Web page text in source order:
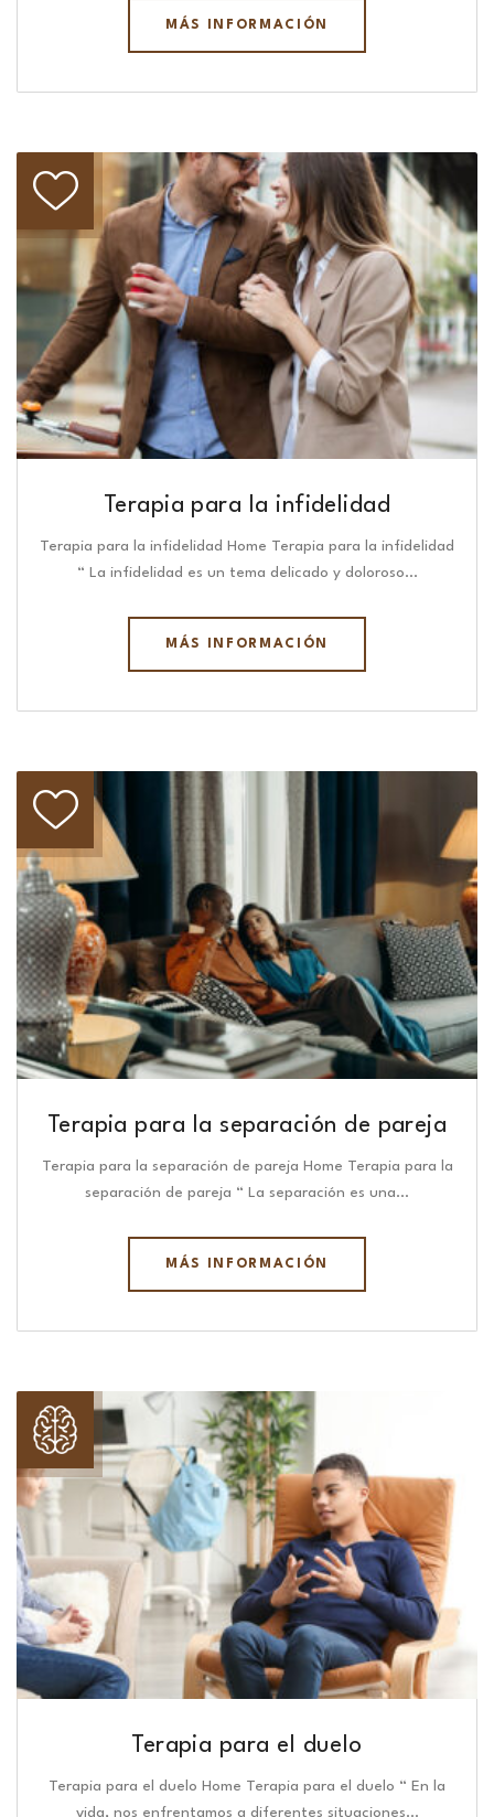
MÁS INFORMACIÓN
Terapia para la infidelidad
Terapia para la infidelidad Home Terapia para la infidelidad
“ La infidelidad es un tema delicado y doloroso…
MÁS INFORMACIÓN
Terapia para la separación de pareja
Terapia para la separación de pareja Home Terapia para la
separación de pareja “ La separación es una…
MÁS INFORMACIÓN
Terapia para el duelo
Terapia para el duelo Home Terapia para el duelo “ En la
vida, nos enfrentamos a diferentes situaciones…